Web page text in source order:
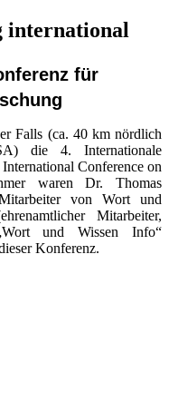
international
für
Falls (ca. 40 km nördlich
die 4. Internationale
Conference on
waren Dr. Thomas
von Wort und
Mitarbeiter,
und Wissen Info“
Konferenz.